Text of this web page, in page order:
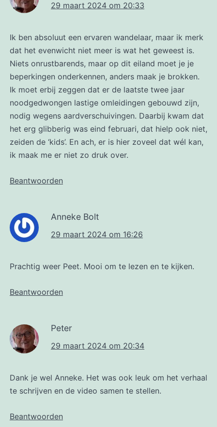
29 maart 2024 om 20:33
Ik ben absoluut een ervaren wandelaar, maar ik merk
dat het evenwicht niet meer is wat het geweest is.
Niets onrustbarends, maar op dit eiland moet je je
beperkingen onderkennen, anders maak je brokken.
Ik moet erbij zeggen dat er de laatste twee jaar
noodgedwongen lastige omleidingen gebouwd zijn,
nodig wegens aardverschuivingen. Daarbij kwam dat
het erg glibberig was eind februari, dat hielp ook niet,
zeiden de ‘kids’. En ach, er is hier zoveel dat wél kan,
ik maak me er niet zo druk over.
Beantwoorden
Anneke Bolt
29 maart 2024 om 16:26
Prachtig weer Peet. Mooi om te lezen en te kijken.
Beantwoorden
Peter
29 maart 2024 om 20:34
Dank je wel Anneke. Het was ook leuk om het verhaal
te schrijven en de video samen te stellen.
Beantwoorden